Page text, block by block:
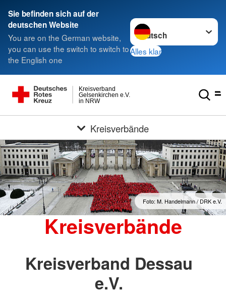
Sie befinden sich auf der
deutschen Website
You are on the German website,
you can use the switch to switch to
the English one
Sprache wechseln zu
Alles klar
in NRW
Gelsenkirchen e.V.
Kreisverband
Kreisverbände
Foto: M. Handelmann / DRK e.V.
Kreisverbände
Kreisverband Dessau
e.V.